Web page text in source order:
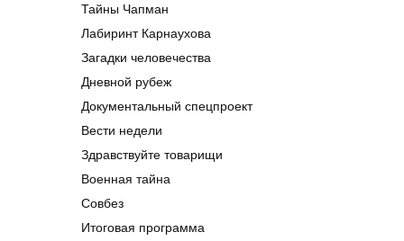
Тайны Чапман
Лабиринт Карнаухова
Загадки человечества
Дневной рубеж
Документальный спецпроект
Вести недели
Здравствуйте товарищи
Военная тайна
Совбез
Итоговая программа